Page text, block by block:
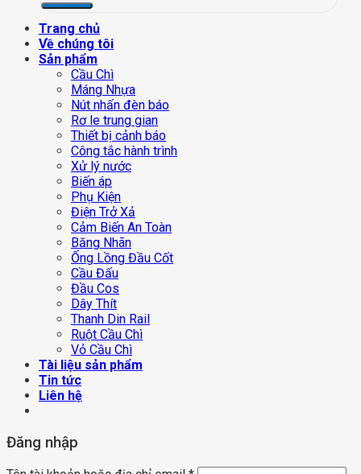
Trang chủ
Về chúng tôi
Sản phẩm
Cầu Chì
Máng Nhựa
Nút nhấn đèn báo
Rơ le trung gian
Thiết bị cảnh báo
Công tắc hành trình
Xử lý nước
Biến áp
Phụ Kiện
Điện Trở Xả
Cảm Biến An Toàn
Băng Nhãn
Ống Lồng Đầu Cốt
Cầu Đấu
Đầu Cos
Dây Thít
Thanh Din Rail
Ruột Cầu Chì
Vỏ Cầu Chì
Tài liệu sản phẩm
Tin tức
Liên hệ
Đăng nhập